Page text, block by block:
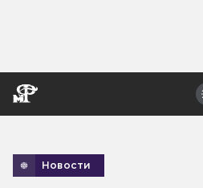
Новости